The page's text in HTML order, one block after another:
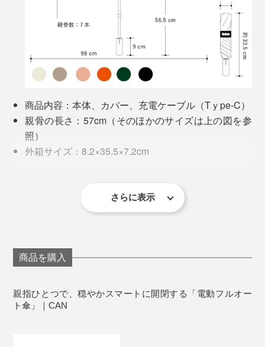
お届けは、スタイリッシュな黒のボックス入りで、プレ
先”の人にも、喜んでもらえるはずです。
商品会議でも撮影でも、『CAN』を体験すると、全員が
自然と笑顔に。「え〜、かっこいい」「おもしろい！」
傘でこんなに盛り上がれること自体が画期的。晴雨兼用
なので、夏の間はほぼ毎日楽しめそうです。
商品内容：本体、カバー、充電ケーブル（Tｙpe-C）
親骨の長さ：57cm（そのほかのサイズは上の図を参
照）
外箱サイズ：8.2×35.5×7.2cm
素材：［生地］ポリエステル100％（裏黒ポリウレタ
ン樹脂コーティング） ［骨］アルミ、スチール、
回開閉）
防水性能IPX5
生産地：中国
さらに表示
商品を購入
親指ひとつで、穏やかスマートに開閉する「電動フルオー
ト傘」｜CAN